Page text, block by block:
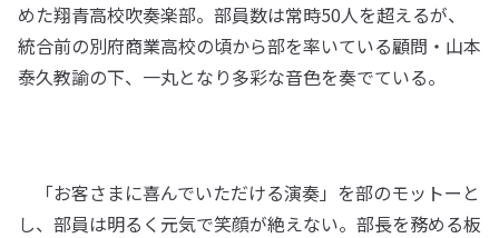
めた翔青高校吹奏楽部。部員数は常時50人を超えるが、
統合前の別府商業高校の頃から部を率いている顧問・山本
泰久教諭の下、一丸となり多彩な音色を奏でている。
「お客さまに喜んでいただける演奏」を部のモットーと
し、部員は明るく元気で笑顔が絶えない。部長を務める板